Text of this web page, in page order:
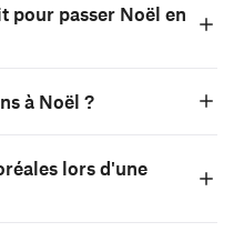
pour passer Noël en
à Noël ?
lors d'une